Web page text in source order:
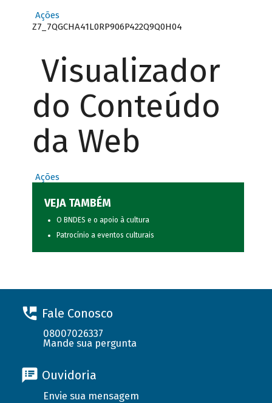
Ações
Z7_7QGCHA41L0RP906P422Q9Q0H04
Visualizador
do Conteúdo
da Web
Ações
VEJA TAMBÉM
O BNDES e o apoio à cultura
Patrocínio a eventos culturais
Fale Conosco
08007026337
Mande sua pergunta
Ouvidoria
Envie sua mensagem